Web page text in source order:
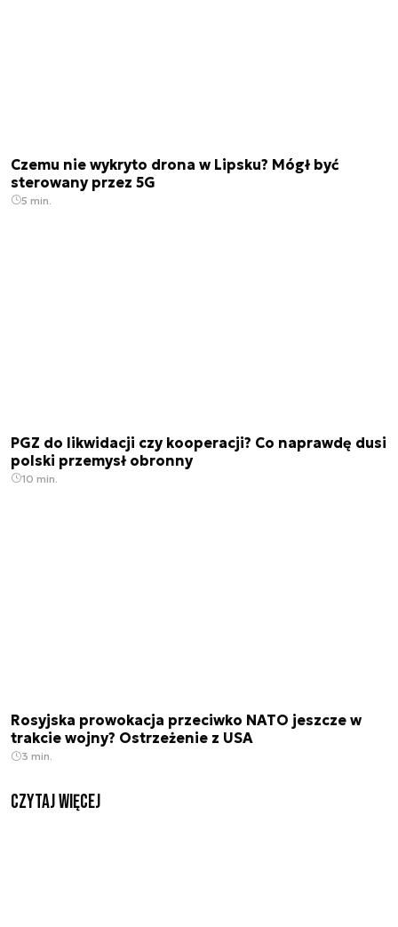
Czemu nie wykryto drona w Lipsku? Mógł być
sterowany przez 5G
5 min.
PGZ do likwidacji czy kooperacji? Co naprawdę dusi
polski przemysł obronny
10 min.
Rosyjska prowokacja przeciwko NATO jeszcze w
trakcie wojny? Ostrzeżenie z USA
3 min.
czytaj więcej